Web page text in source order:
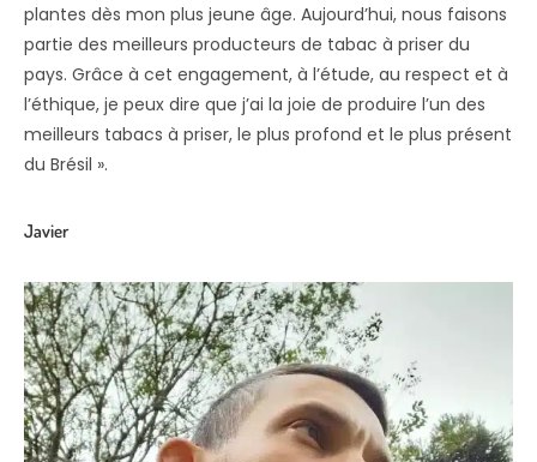
Javier
plantes dès mon plus jeune âge. Aujourd’hui, nous faisons
partie des meilleurs producteurs de tabac à priser du
pays. Grâce à cet engagement, à l’étude, au respect et à
l’éthique, je peux dire que j’ai la joie de produire l’un des
meilleurs tabacs à priser, le plus profond et le plus présent
du Brésil ».